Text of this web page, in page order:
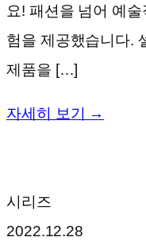
요! 패션을 넘어 예
험을 제공했습니다.
제품을 […]
자세히 보기 →
시리즈
2022.12.28